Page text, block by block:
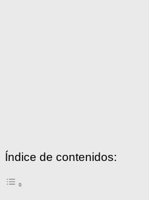
Índice de contenidos: